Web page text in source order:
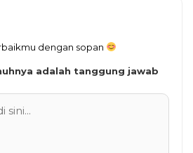
dengan sopan
adalah tanggung jawab